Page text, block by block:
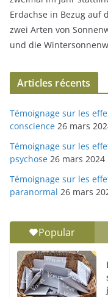
Erdachse in Bezug auf
zwei Arten von
und die
Articles récents
Témoignage sur les
conscience 26 mars
Témoignage sur les
psychose 26 mars 2024
Témoignage sur les
paranormal 26 mars
Popular